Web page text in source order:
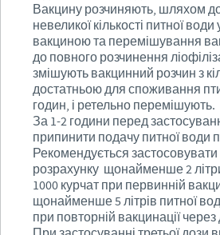
Вакцину розчиняють, шляхом
невеликої кількості питної
вакциною та перемішування
до повного розчинення
змішують вакцинний розчин з
достатньою для споживання
годин, і ретельно перемішують.
За 1-2 години перед
припинити подачу питної води
Рекомендується застосовувати
розрахунку щонайменше 2
1000 курчат при первинній
щонайменше 5 літрів питної
при повторній вакцинації через